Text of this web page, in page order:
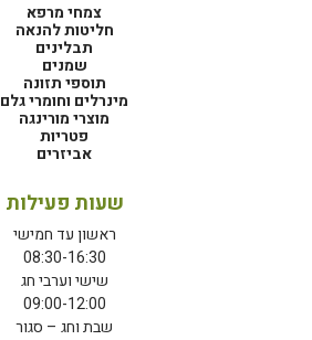
צמחי מרפא
חליטות להנאה
תבלינים
שמנים
תוספי תזונה
מינרלים וחומרי גלם
מוצרי מורינגה
פטריות
אביזרים
שעות פעילות
ראשון עד חמישי
08:30-16:30
שישי וערבי חג
09:00-12:00
שבת וחג – סגור